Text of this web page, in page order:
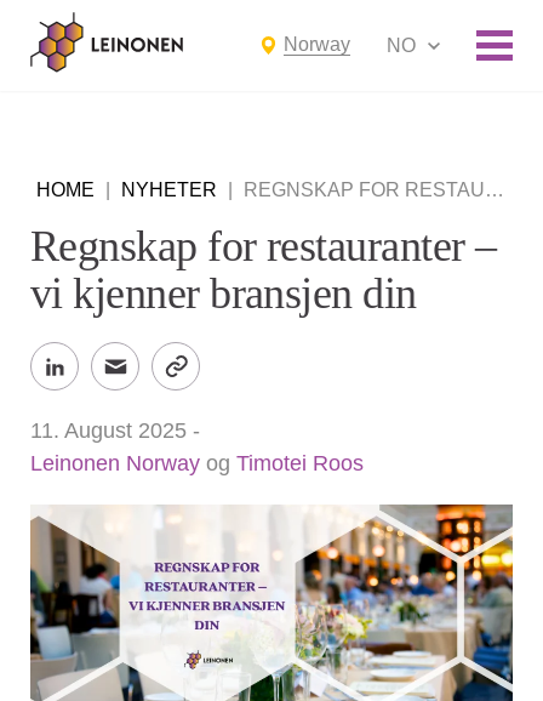
Norway NO
HOME NYHETER REGNSKAP FOR RESTAURANTER – VI KJENNER BRANSJEN DIN
Regnskap for restauranter –
vi kjenner bransjen din
11. August 2025 -
Leinonen Norway og Timotei Roos